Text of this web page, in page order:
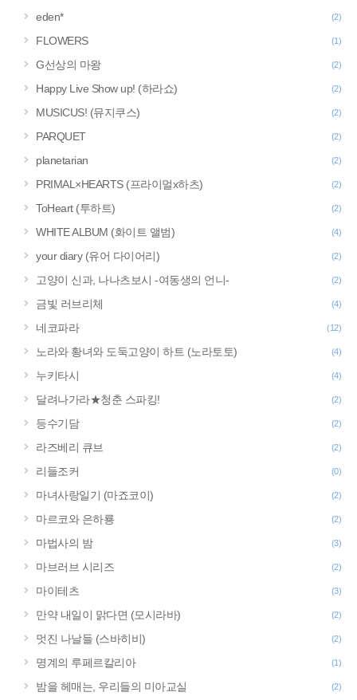
eden* (2)
FLOWERS (1)
G선상의 마왕 (2)
Happy Live Show up! (하라쇼) (2)
MUSICUS! (뮤지쿠스) (2)
PARQUET (2)
planetarian (2)
PRIMAL×HEARTS (프라이멀x하츠) (2)
ToHeart (투하트) (2)
WHITE ALBUM (화이트 앨범) (4)
your diary (유어 다이어리) (2)
고양이 신과, 나나츠보시 -여동생의 언니- (2)
금빛 러브리체 (4)
네코파라 (12)
노라와 황녀와 도둑고양이 하트 (노라토토) (4)
누키타시 (4)
달려나가라★청춘 스파킹! (2)
등수기담 (2)
라즈베리 큐브 (2)
리들조커 (0)
마녀사랑일기 (마죠코이) (2)
마르코와 은하룡 (2)
마법사의 밤 (3)
마브러브 시리즈 (2)
마이테츠 (3)
만약 내일이 맑다면 (모시라바) (2)
멋진 나날들 (스바히비) (2)
명계의 루페르칼리아 (1)
밤을 헤매는, 우리들의 미아교실 (2)